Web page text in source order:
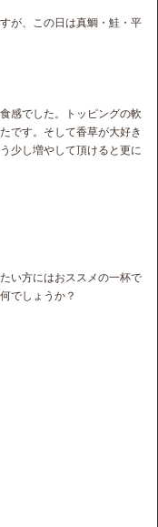
が、この日は真鯛・鮭・平
感でした。トッピングの軟
です。そして香草が大好き
少し増やして頂けると更に
い方にはおススメの一杯で
でしょうか？